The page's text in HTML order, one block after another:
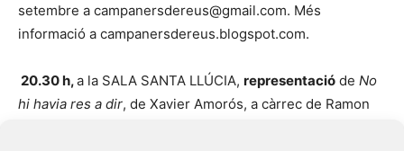
setembre a campanersdereus@gmail.com. Més
informació a campanersdereus.blogspot.com.
20.30 h,a la SALA SANTA LLÚCIA, representació de No
hi havia res a dir, de Xavier Amorós, a càrrec de Ramon